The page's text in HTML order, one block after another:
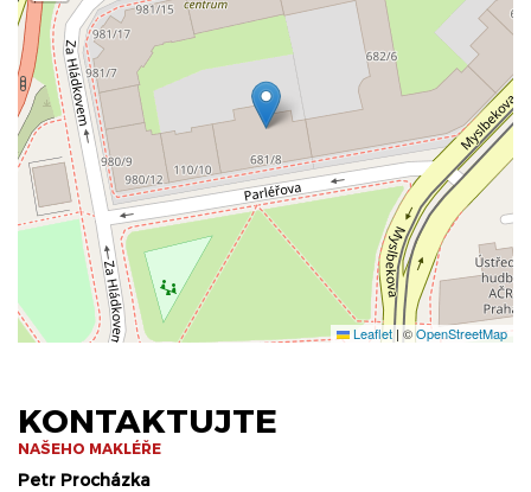
Leaflet | ©OpenStreetMap
KONTAKTUJTE
NAŠEHO MAKLÉŘE
Petr Procházka